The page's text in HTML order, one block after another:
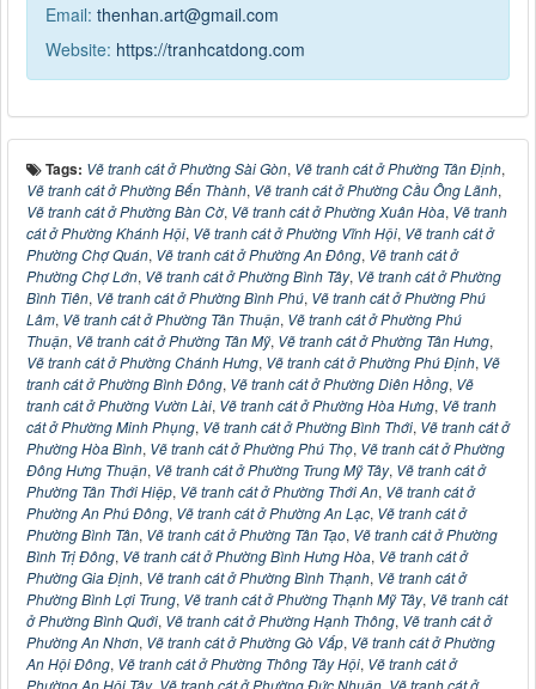
Email: thenhan.art@gmail.com
Website: https://tranhcatdong.com
Tags: Vẽ tranh cát ở Phường Sài Gòn, Vẽ tranh cát ở Phường Tân Định,
Vẽ tranh cát ở Phường Bến Thành, Vẽ tranh cát ở Phường Cầu Ông Lãnh,
Vẽ tranh cát ở Phường Bàn Cờ, Vẽ tranh cát ở Phường Xuân Hòa, Vẽ tranh
cát ở Phường Khánh Hội, Vẽ tranh cát ở Phường Vĩnh Hội, Vẽ tranh cát ở
Phường Chợ Quán, Vẽ tranh cát ở Phường An Đông, Vẽ tranh cát ở
Phường Chợ Lớn, Vẽ tranh cát ở Phường Bình Tây, Vẽ tranh cát ở Phường
Bình Tiên, Vẽ tranh cát ở Phường Bình Phú, Vẽ tranh cát ở Phường Phú
Lâm, Vẽ tranh cát ở Phường Tân Thuận, Vẽ tranh cát ở Phường Phú
Thuận, Vẽ tranh cát ở Phường Tân Mỹ, Vẽ tranh cát ở Phường Tân Hưng,
Vẽ tranh cát ở Phường Chánh Hưng, Vẽ tranh cát ở Phường Phú Định, Vẽ
tranh cát ở Phường Bình Đông, Vẽ tranh cát ở Phường Diên Hồng, Vẽ
tranh cát ở Phường Vườn Lài, Vẽ tranh cát ở Phường Hòa Hưng, Vẽ tranh
cát ở Phường Minh Phụng, Vẽ tranh cát ở Phường Bình Thới, Vẽ tranh cát ở
Phường Hòa Bình, Vẽ tranh cát ở Phường Phú Thọ, Vẽ tranh cát ở Phường
Đông Hưng Thuận, Vẽ tranh cát ở Phường Trung Mỹ Tây, Vẽ tranh cát ở
Phường Tân Thới Hiệp, Vẽ tranh cát ở Phường Thới An, Vẽ tranh cát ở
Phường An Phú Đông, Vẽ tranh cát ở Phường An Lạc, Vẽ tranh cát ở
Phường Bình Tân, Vẽ tranh cát ở Phường Tân Tạo, Vẽ tranh cát ở Phường
Bình Trị Đông, Vẽ tranh cát ở Phường Bình Hưng Hòa, Vẽ tranh cát ở
Phường Gia Định, Vẽ tranh cát ở Phường Bình Thạnh, Vẽ tranh cát ở
Phường Bình Lợi Trung, Vẽ tranh cát ở Phường Thạnh Mỹ Tây, Vẽ tranh cát
ở Phường Bình Quới, Vẽ tranh cát ở Phường Hạnh Thông, Vẽ tranh cát ở
Phường An Nhơn, Vẽ tranh cát ở Phường Gò Vấp, Vẽ tranh cát ở Phường
An Hội Đông, Vẽ tranh cát ở Phường Thông Tây Hội, Vẽ tranh cát ở
Phường An Hội Tây, Vẽ tranh cát ở Phường Đức Nhuận, Vẽ tranh cát ở